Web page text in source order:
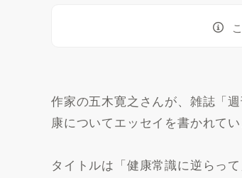
作家の五木寛之さんが、雑誌「
康についてエッセイを書かれてい
タイトルは「健康常識に逆らって